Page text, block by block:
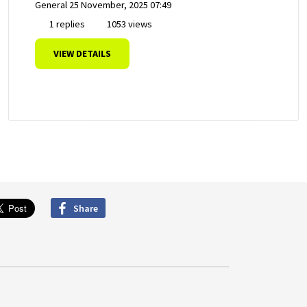
General 25 November, 2025 07:49
1 replies
1053 views
VIEW DETAILS
Share